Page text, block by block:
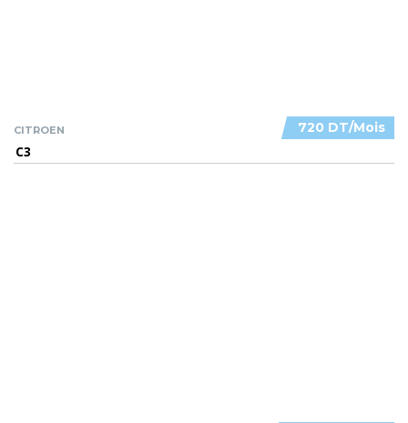
720 DT/Mois
CITROEN
C3